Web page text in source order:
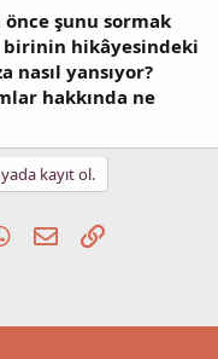
şunu sormak
birinin hikâyesindeki
nasıl yansıyor?
hakkında ne
kayıt ol.
WhatsApp
E-postaLink